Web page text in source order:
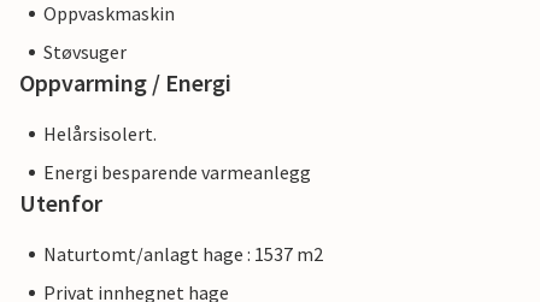
Oppvaskmaskin
Støvsuger
Oppvarming / Energi
Helårsisolert.
Energi besparende varmeanlegg
Utenfor
Naturtomt/anlagt hage : 1537 m2
Privat innhegnet hage